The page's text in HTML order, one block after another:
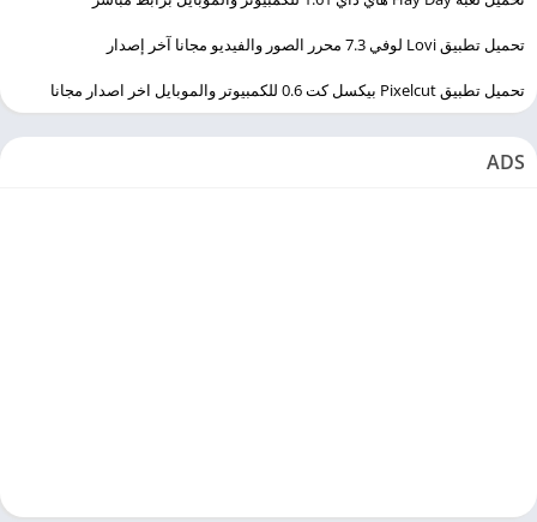
تحميل تطبيق Lovi لوفي 7.3 محرر الصور والفيديو مجانا آخر إصدار
تحميل تطبيق Pixelcut بيكسل كت 0.6 للكمبيوتر والموبايل اخر اصدار مجانا
ADS